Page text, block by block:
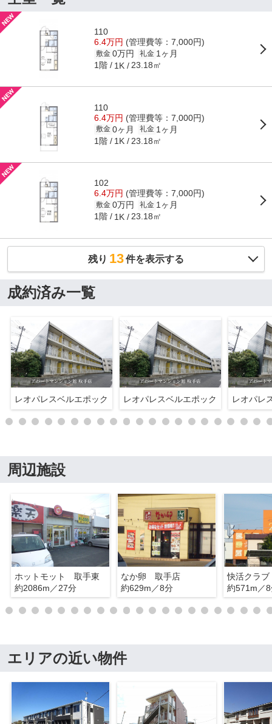
110
6.4万円 (管理費等：7,000円)
敷金 0万円 礼金 1ヶ月
1階 1K 23.18㎡
110
6.4万円 (管理費等：7,000円)
敷金 0ヶ月 礼金 1ヶ月
1階 1K 23.18㎡
102
6.4万円 (管理費等：7,000円)
敷金 0万円 礼金 1ヶ月
1階 1K 23.18㎡
残り 13件を表示する
成約済み一覧
レオパレスベルエポック レオパレスベルエポック レオパレ
周辺施設
ホットモット 取手東
約2086m／27分
なか卵 取手店
約629m／8分
快活クラ
約571m／
エリアの近い物件